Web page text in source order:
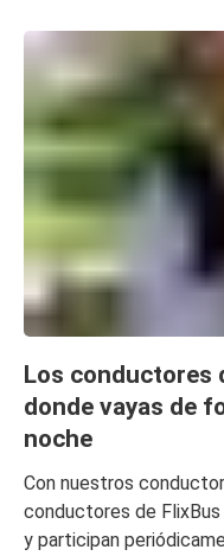
Los conductores
donde vayas de
noche
Con nuestros
conductores de
y participan